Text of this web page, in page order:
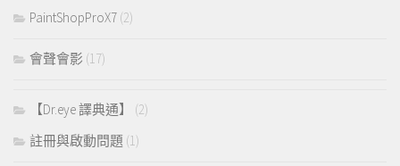
PaintShopProX7 (2)
會聲會影 (17)
【Dr.eye 譯典通】
(2)
註冊與啟動問題 (1)